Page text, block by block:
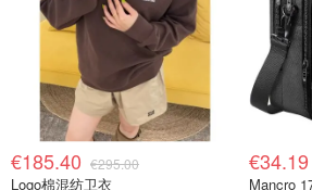
€185.40 €295.00
Logo棉混纺卫衣
€34.19
Mancro